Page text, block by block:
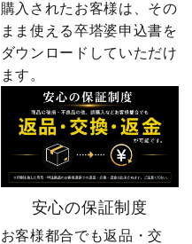
購入されたお客様は、その
まま使える卒塔婆申込書を
ダウンロードしていただけ
ます。
安心の保証制度
お客様都合でも返品・交